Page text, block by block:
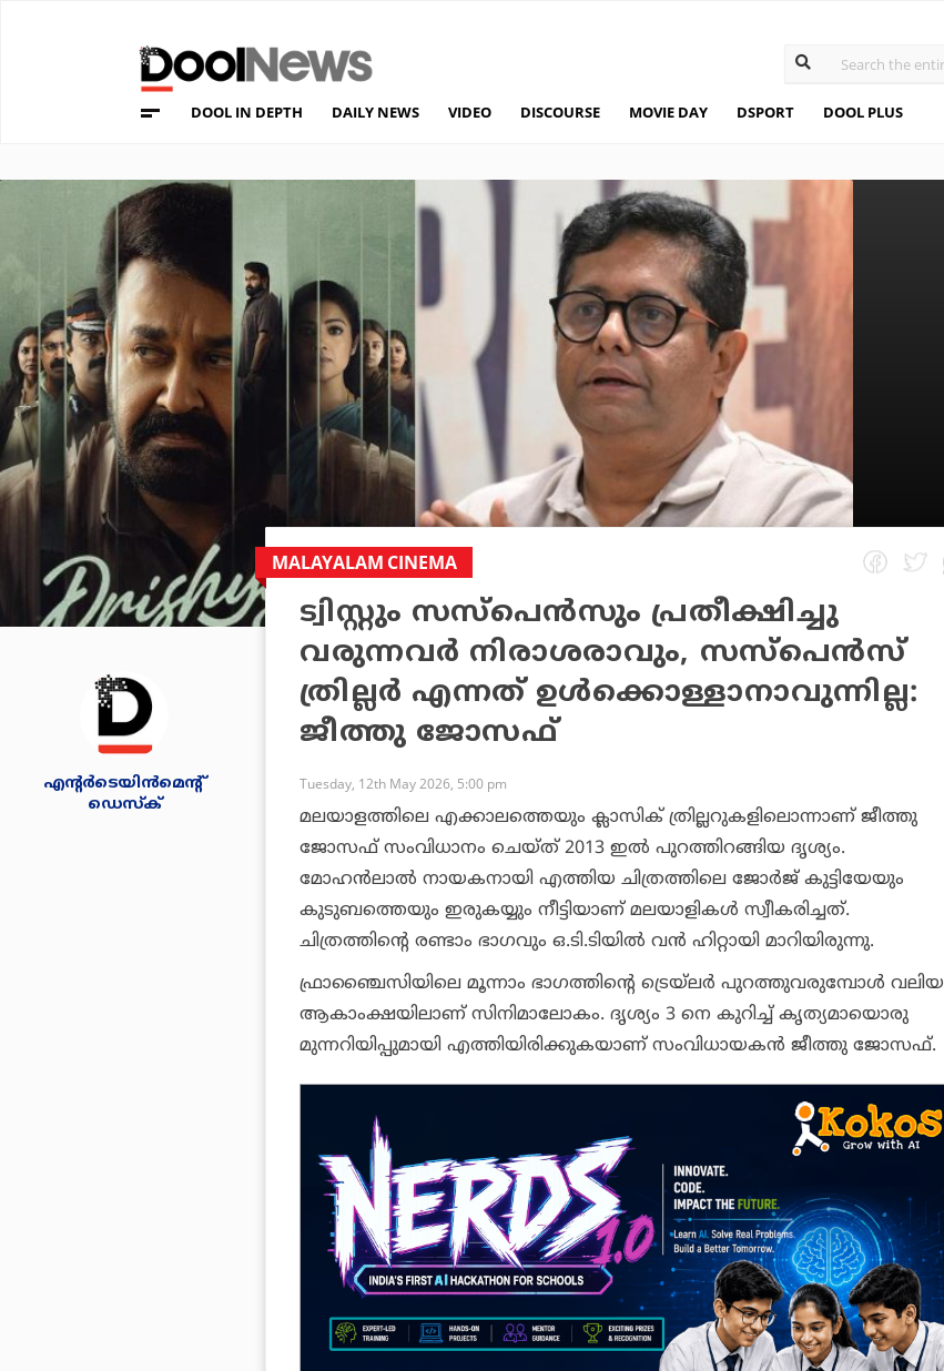
DOOL IN DEPTH DAILY NEWS VIDEO DISCOURSE MOVIE DAY DSPORT DOOL PLUS
എന്റര്‍ടെയിന്‍മെന്റ്
ഡെസ്‌ക്
MALAYALAM CINEMA
ട്വിസ്റ്റും സസ്‌പെൻസും പ്രതീക്ഷിച്ചു
വരുന്നവർ നിരാശരാവും, സസ്‌പെൻസ്
ത്രില്ലർ എന്നത് ഉൾക്കൊള്ളാനാവുന്നില്ല:
ജീത്തു ജോസഫ്
Tuesday, 12th May 2026, 5:00 pm
മലയാളത്തിലെ എക്കാലത്തെയും ക്ലാസിക് ത്രില്ലറുകളിലൊന്നാണ് ജീത്തു
ജോസഫ് സംവിധാനം ചെയ്ത് 2013 ഇൽ പുറത്തിറങ്ങിയ ദൃശ്യം.
മോഹൻലാൽ നായകനായി എത്തിയ ചിത്രത്തിലെ ജോർജ് കുട്ടിയേയും
കുടുബത്തെയും ഇരുകയ്യും നീട്ടിയാണ് മലയാളികൾ സ്വീകരിച്ചത്.
ചിത്രത്തിന്റെ രണ്ടാം ഭാഗവും ഒ.ടി.ടിയിൽ വൻ ഹിറ്റായി മാറിയിരുന്നു.
ഫ്രാഞ്ചൈസിയിലെ മൂന്നാം ഭാഗത്തിന്റെ ട്രെയ്ലർ പുറത്തുവരുമ്പോൾ വലിയ
ആകാംക്ഷയിലാണ് സിനിമാലോകം. ദൃശ്യം 3 നെ കുറിച്ച് കൃത്യമായൊരു
മുന്നറിയിപ്പുമായി എത്തിയിരിക്കുകയാണ് സംവിധായകൻ ജീത്തു ജോസഫ്.